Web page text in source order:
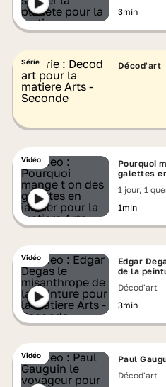
3min
Série Décod'art
Vidéo
Pourquoi
galettes
1 jour, 1
1min
Vidéo
Edgar Degas, le
de la
Décod'art
3min
Vidéo
Paul
Décod'art